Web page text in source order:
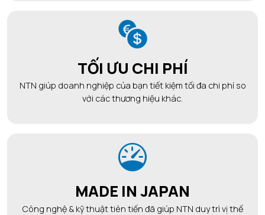
TỐI ƯU CHI PHÍ
NTN giúp doanh nghiệp của bạn tiết kiệm tối đa chi phí so
với các thương hiệu khác.
MADE IN JAPAN
Công nghệ & kỹ thuật tiên tiến đã giúp NTN duy trì vị thế